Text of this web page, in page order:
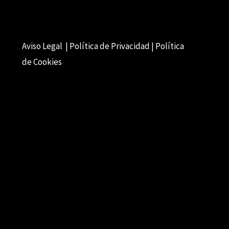
Aviso Legal | Política de Privacidad | Política
de Cookies